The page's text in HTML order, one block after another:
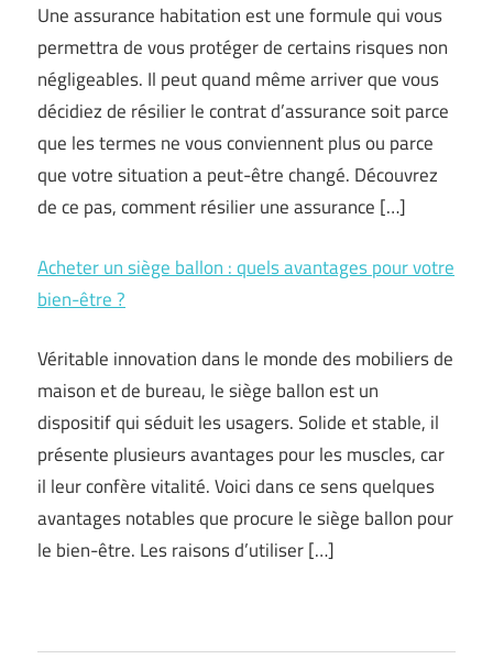
Une assurance habitation est une formule qui vous
permettra de vous protéger de certains risques non
négligeables. Il peut quand même arriver que vous
décidiez de résilier le contrat d’assurance soit parce
que les termes ne vous conviennent plus ou parce
que votre situation a peut-être changé. Découvrez
de ce pas, comment résilier une assurance […]
Acheter un siège ballon : quels avantages pour votre
bien-être ?
Véritable innovation dans le monde des mobiliers de
maison et de bureau, le siège ballon est un
dispositif qui séduit les usagers. Solide et stable, il
présente plusieurs avantages pour les muscles, car
il leur confère vitalité. Voici dans ce sens quelques
avantages notables que procure le siège ballon pour
le bien-être. Les raisons d’utiliser […]